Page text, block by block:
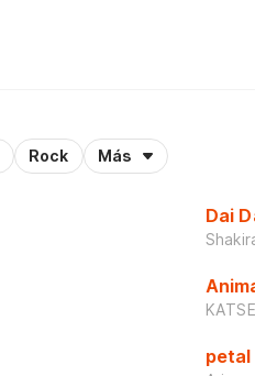
Rock Más
Dai
petal